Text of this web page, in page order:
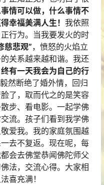
情可以做，什么事情不
幸福美满人生！ 我依照
行为。当我要发火的时
慈悲观”，愤怒的火焰立
关系越来越和谐。我还
终有一天我会为自己的行
然断绝了婚外情，回归
了，取而代之的是笑容
步、看电影。一起学佛
流。孩子们看到我学佛
爱我。我的家庭氛围越
去不复返。现在呢，每
会去佛堂恭闻佛陀师父
法，交流心得。大家相
喜充满！